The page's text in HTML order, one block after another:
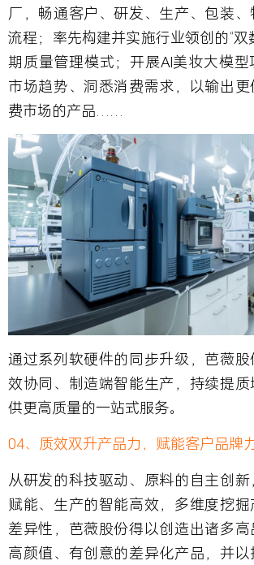
厂，畅通客户、研发、生产、包装
流程；率先构建并实施行业领创的“双
期质量管理模式；开展AI美妆大模
市场趋势、洞悉消费需求，以输出
费市场的产品……
通过系列软硬件的同步升级，芭薇
效协同、制造端智能生产，持续提
供更高质量的一站式服务。
04、质效双升产品力，赋能客户品牌
从研发的科技驱动、原料的自主创
赋能、生产的智能高效，多维度挖
差异性，芭薇股份得以创造出诸多高
高颜值、有创意的差异化产品，并